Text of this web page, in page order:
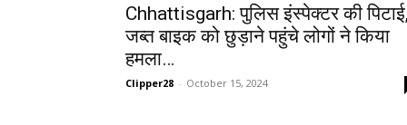
Chhattisgarh: पुलिस इंस्पेक्टर की
जब्त बाइक को छुड़ाने पहुंचे लोगों ने किया
हमला…
Clipper28 - October 15, 2024